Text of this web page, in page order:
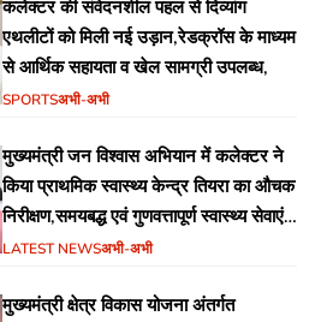
कलेक्टर की संवेदनशील पहल से दिव्यांग
एथलीटों को मिली नई उड़ान,रेडक्रॉस के माध्यम
से आर्थिक सहायता व खेल सामग्री उपलब्ध,
SPORTSअभी-अभी
मुख्यमंत्री जन विश्वास अभियान में कलेक्टर ने
किया प्राथमिक स्वास्थ्य केन्द्र तियरा का औचक
निरीक्षण,समयबद्ध एवं गुणवत्तापूर्ण स्वास्थ्य सेवाएं
सुनिश्चित करने के दिए निर्देश
LATEST NEWSअभी-अभी
मुख्यमंत्री क्षेत्र विकास योजना अंतर्गत